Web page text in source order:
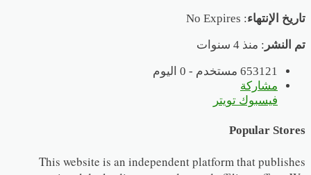
تاريخ الإنتهاء: No Expires
تم النشر : منذ 4 سنوات
653121 مستخدم - 0 اليوم
مشاركة
فيسبوك تويتر
Popular Stores
This website is an independent platform that publishes